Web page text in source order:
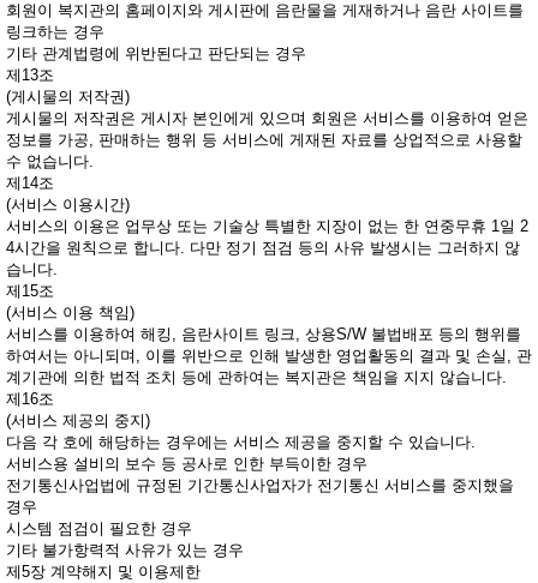
회원이 복지관의 홈페이지와 게시판에 음란물을 게재하거나 음란 사이트를
링크하는 경우
기타 관계법령에 위반된다고 판단되는 경우
제13조
(게시물의 저작권)
게시물의 저작권은 게시자 본인에게 있으며 회원은 서비스를 이용하여 얻은
정보를 가공, 판매하는 행위 등 서비스에 게재된 자료를 상업적으로 사용할
수 없습니다.
제14조
(서비스 이용시간)
서비스의 이용은 업무상 또는 기술상 특별한 지장이 없는 한 연중무휴 1일 2
4시간을 원칙으로 합니다. 다만 정기 점검 등의 사유 발생시는 그러하지 않
습니다.
제15조
(서비스 이용 책임)
서비스를 이용하여 해킹, 음란사이트 링크, 상용S/W 불법배포 등의 행위를
하여서는 아니되며, 이를 위반으로 인해 발생한 영업활동의 결과 및 손실, 관
계기관에 의한 법적 조치 등에 관하여는 복지관은 책임을 지지 않습니다.
제16조
(서비스 제공의 중지)
다음 각 호에 해당하는 경우에는 서비스 제공을 중지할 수 있습니다.
서비스용 설비의 보수 등 공사로 인한 부득이한 경우
전기통신사업법에 규정된 기간통신사업자가 전기통신 서비스를 중지했을
경우
시스템 점검이 필요한 경우
기타 불가항력적 사유가 있는 경우
제5장 계약해지 및 이용제한